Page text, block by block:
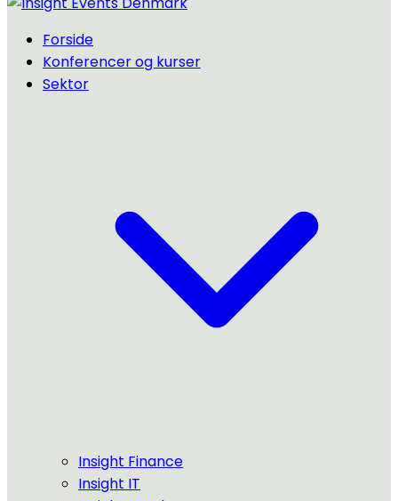
Forside
Konferencer og kurser
Sektor
Insight Finance
Insight IT